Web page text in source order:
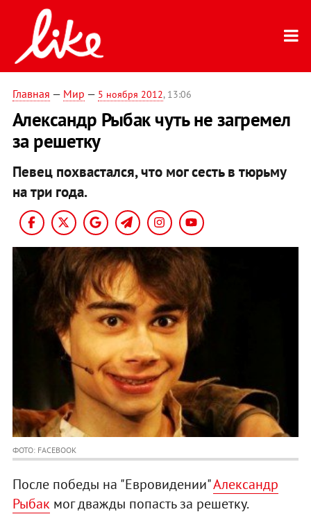
Главная — Мир — 5 ноября 2012, 13:06
Александр Рыбак чуть не загремел
за решетку
Певец похвастался, что мог сесть в тюрьму
на три года.
ФОТО: FACEBOOK
После победы на "Евровидении"Александр
Рыбак мог дважды попасть за решетку.